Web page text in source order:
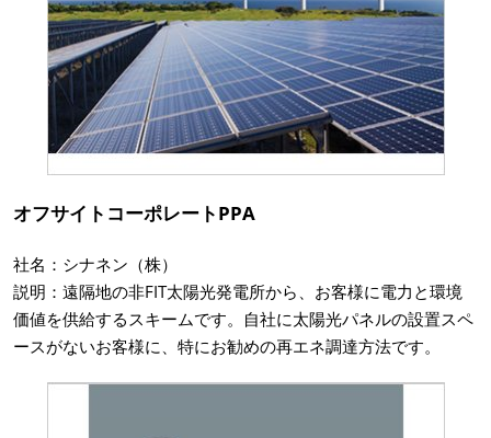
オフサイトコーポレートPPA
社名：シナネン（株）
説明：遠隔地の非FIT太陽光発電所から、お客様に電力と環境
価値を供給するスキームです。自社に太陽光パネルの設置スペ
ースがないお客様に、特にお勧めの再エネ調達方法です。